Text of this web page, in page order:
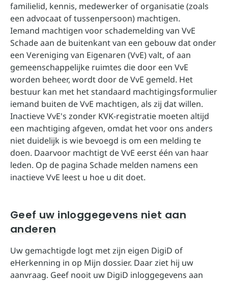
familielid, kennis, medewerker of organisatie (zoals
een advocaat of tussenpersoon) machtigen.
Iemand machtigen voor schademelding van VvE
Schade aan de buitenkant van een gebouw dat onder
een Vereniging van Eigenaren (VvE) valt, of aan
gemeenschappelijke ruimtes die door een VvE
worden beheer, wordt door deVvE gemeld. Het
bestuur kan met het standaard machtigingsformulier
iemand buiten de VvE machtigen, als zij dat willen.
Inactieve VvE's zonder KVK-registratie moeten altijd
een machtiging afgeven, omdat het voor ons anders
niet duidelijk is wie bevoegd is om een melding te
doen. Daarvoor machtigt de VvE eerst één van haar
leden. Op de pagina Schade melden namens een
inactieve VvE leest u hoe u dit doet.
Geef uw inloggegevens niet aan
anderen
Uw gemachtigde logt met zijn eigen DigiD of
eHerkenning in op Mijn dossier. Daar ziet hij uw
aanvraag. Geef nooit uw DigiD inloggegevens aan